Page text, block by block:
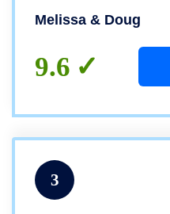
Bambine
Melissa & Doug
9.6
3